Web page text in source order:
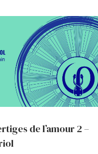
de l’amour 2 –